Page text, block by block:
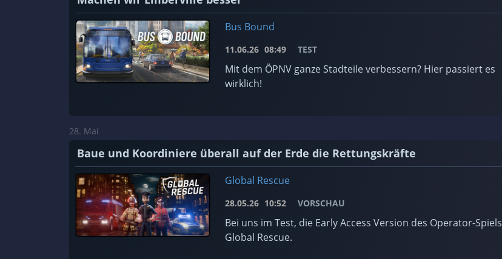
Bus Bound
11.06.26 08:49 TEST
Mit dem ÖPNV ganze Stadteile verbessern? Hier passiert es
wirklich!
28. Mai
Baue und Koordiniere überall auf der Erde die Rettungskräfte
Global Rescue
28.05.26 10:52 VORSCHAU
Bei uns im Test, die Early Access Version des Operator-Spiels
Global Rescue.